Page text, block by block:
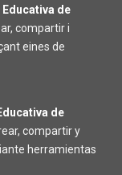
de
compartir i
eines de
de
compartir y
herramientas